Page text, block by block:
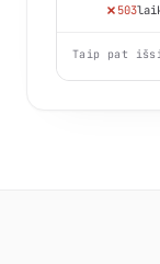
503
Taip pat